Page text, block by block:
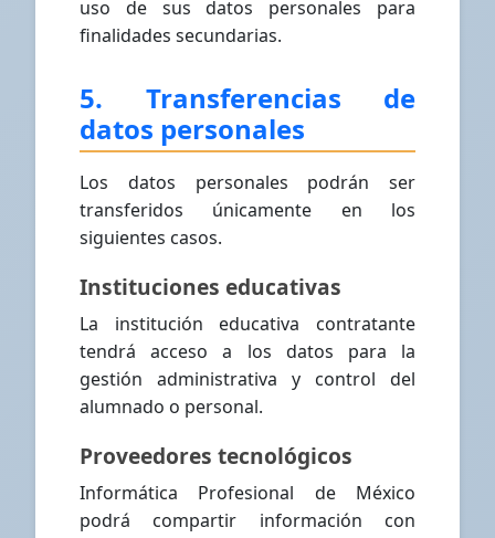
uso de sus datos personales para
finalidades secundarias.
5. Transferencias de
datos personales
Los datos personales podrán ser
transferidos únicamente en los
siguientes casos.
Instituciones educativas
La institución educativa contratante
tendrá acceso a los datos para la
gestión administrativa y control del
alumnado o personal.
Proveedores tecnológicos
Informática Profesional de México
podrá compartir información con